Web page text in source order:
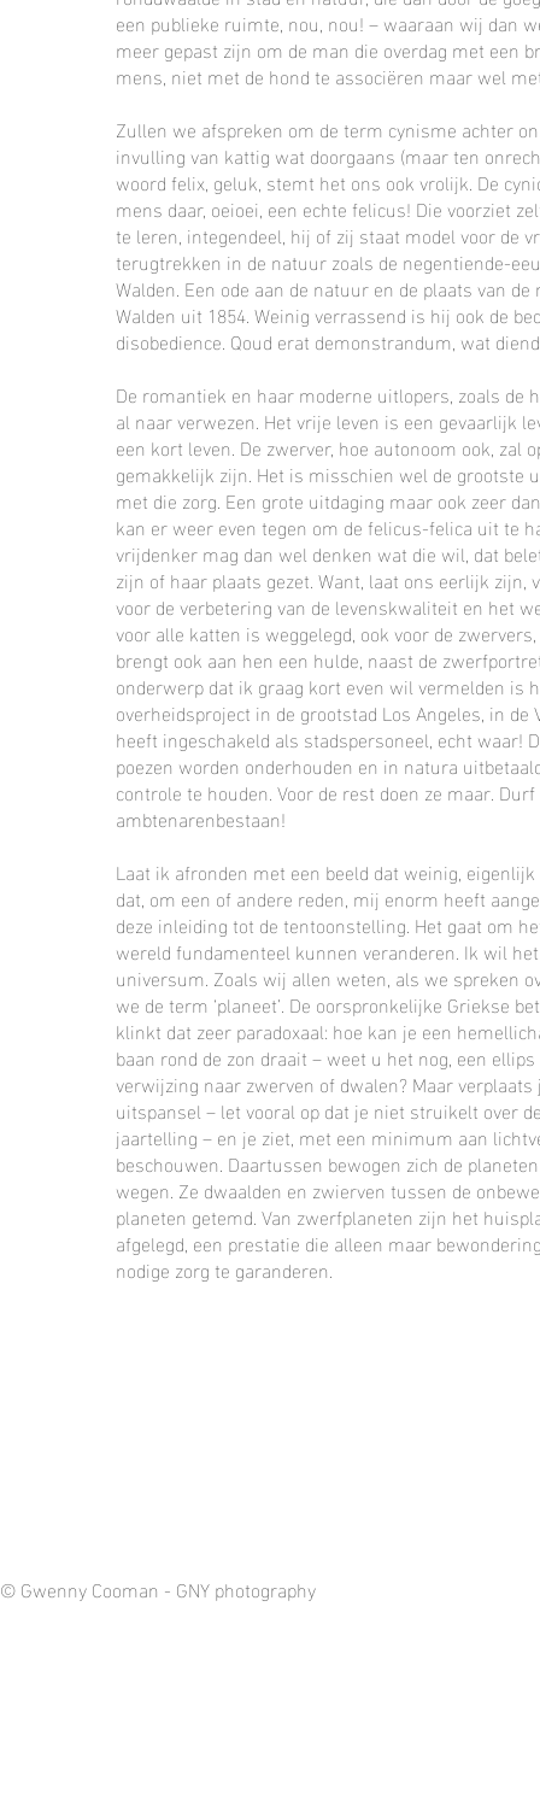
een publieke ruimte, nou, nou! – waaraan wij dan
meer gepast zijn om de man die overdag met een
mens, niet met de hond te associëren maar wel
Zullen we afspreken om de term cynisme achter
invulling van kattig wat doorgaans (maar ten
woord felix, geluk, stemt het ons ook vrolijk. De
mens daar, oeioei, een echte felicus! Die voorziet
te leren, integendeel, hij of zij staat model voor de
terugtrekken in de natuur zoals de negentiende-
Walden. Een ode aan de natuur en de plaats van
Walden uit 1854. Weinig verrassend is hij ook de
disobedience. Qoud erat demonstrandum, wat
De romantiek en haar moderne uitlopers, zoals
al naar verwezen. Het vrije leven is een gevaarlijk
een kort leven. De zwerver, hoe autonoom ook,
gemakkelijk zijn. Het is misschien wel de grootste
met die zorg. Een grote uitdaging maar ook zeer
kan er weer even tegen om de felicus-felica uit te
vrijdenker mag dan wel denken wat die wil, dat
zijn of haar plaats gezet. Want, laat ons eerlijk
voor de verbetering van de levenskwaliteit en het
voor alle katten is weggelegd, ook voor de
brengt ook aan hen een hulde, naast de
onderwerp dat ik graag kort even wil vermelden is
overheidsproject in de grootstad Los Angeles, in
heeft ingeschakeld als stadspersoneel, echt waar!
poezen worden onderhouden en in natura
controle te houden. Voor de rest doen ze maar.
ambtenarenbestaan!
Laat ik afronden met een beeld dat weinig,
dat, om een of andere reden, mij enorm heeft
deze inleiding tot de tentoonstelling. Het gaat om
wereld fundamenteel kunnen veranderen. Ik wil
universum. Zoals wij allen weten, als we spreken
we de term ‘planeet’. De oorspronkelijke Griekse
klinkt dat zeer paradoxaal: hoe kan je een
baan rond de zon draait – weet u het nog, een
verwijzing naar zwerven of dwalen? Maar
uitspansel – let vooral op dat je niet struikelt over
jaartelling – en je ziet, met een minimum aan
beschouwen. Daartussen bewogen zich de
wegen. Ze dwaalden en zwierven tussen de
planeten getemd. Van zwerfplaneten zijn het
afgelegd, een prestatie die alleen maar
nodige zorg te garanderen.
© Gwenny Cooman - GNY photography